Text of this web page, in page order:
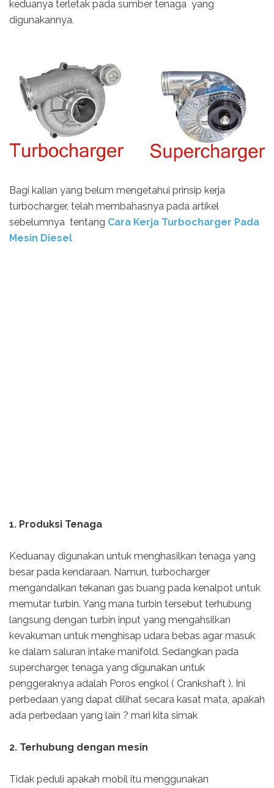
keduanya terletak pada sumber tenaga yang
digunakannya.
Bagi kalian yang belum mengetahui prinsip kerja
turbocharger, telah membahasnya pada artikel
sebelumnya tentang Cara Kerja Turbocharger Pada
Mesin Diesel
1. Produksi Tenaga
Keduanay digunakan untuk menghasilkan tenaga yang
besar pada kendaraan. Namun, turbocharger
mengandalkan tekanan gas buang pada kenalpot untuk
memutar turbin. Yang mana turbin tersebut terhubung
langsung dengan turbin input yang mengahsilkan
kevakuman untuk menghisap udara bebas agar masuk
ke dalam saluran intake manifold. Sedangkan pada
supercharger, tenaga yang digunakan untuk
penggeraknya adalah Poros engkol ( Crankshaft ). Ini
perbedaan yang dapat dilihat secara kasat mata, apakah
ada perbedaan yang lain ? mari kita simak
2. Terhubung dengan mesin
Tidak peduli apakah mobil itu menggunakan